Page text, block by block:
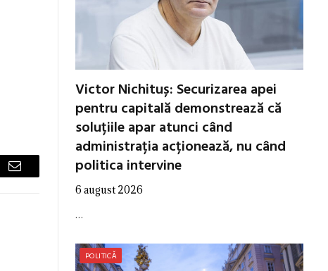
Email
Victor Nichituș: Securizarea apei
pentru capitală demonstrează că
soluțiile apar atunci când
administrația acționează, nu când
politica intervine
6 august 2026
…
POLITICĂ